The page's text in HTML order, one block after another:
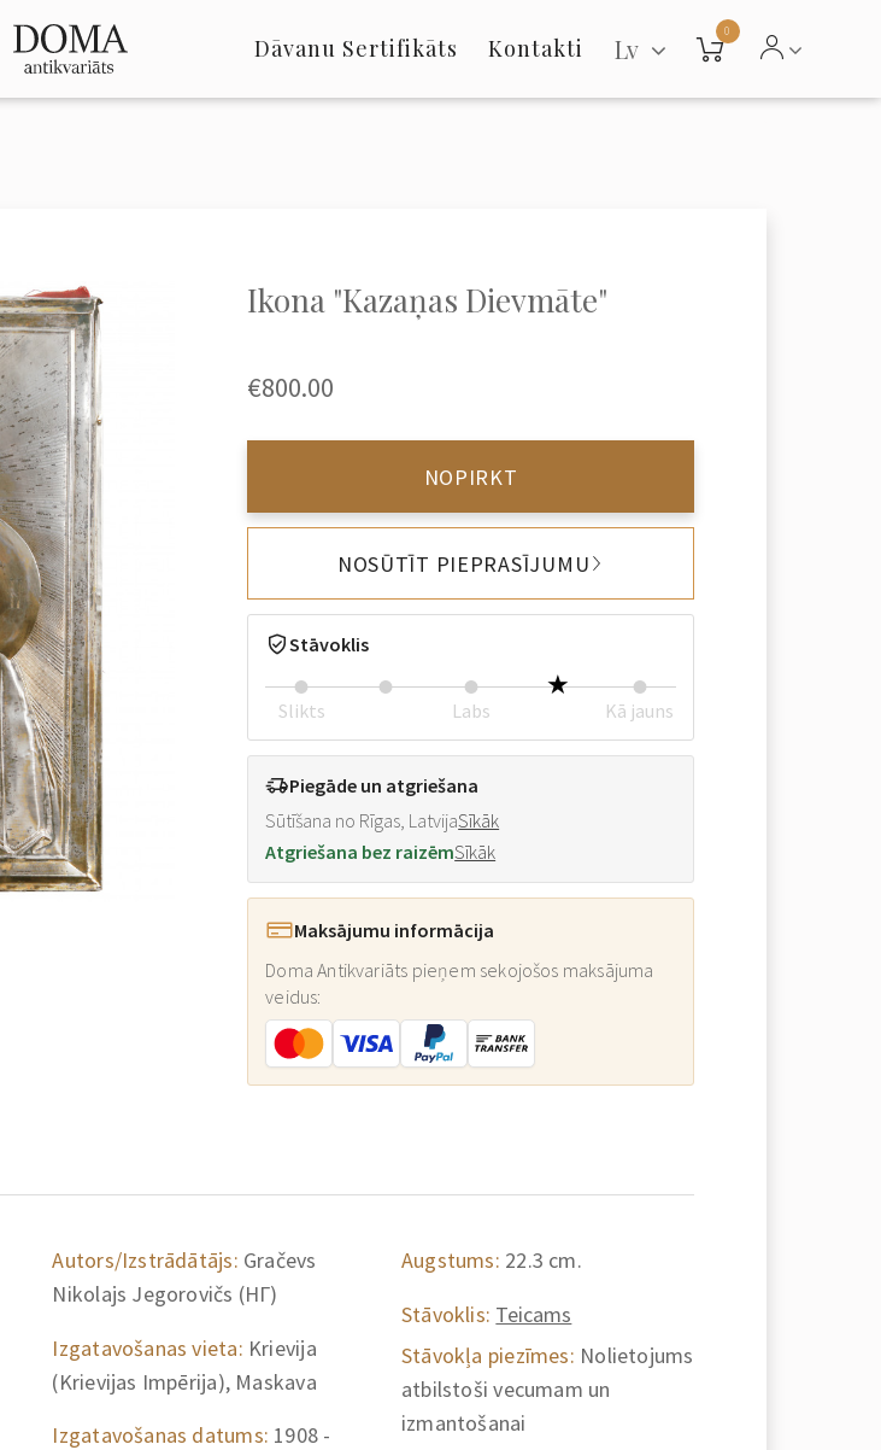
Dāvanu Sertifikāts Kontakti Lv
0
Ikona "Kazaņas Dievmāte"
€800.00
NOPIRKT
NOSŪTĪT PIEPRASĪJUMU
Stāvoklis
Slikts Labs Kā jauns
Piegāde un atgriešana
Sūtīšana no Rīgas, LatvijaSīkāk
Atgriešana bez raizēmSīkāk
Maksājumu informācija
Doma Antikvariāts pieņem sekojošos maksājuma
veidus:
Autors/Izstrādātājs: Gračevs
Nikolajs Jegorovičs (НГ)
Izgatavošanas vieta: Krievija
(Krievijas Impērija), Maskava
Izgatavošanas datums: 1908 -
Augstums: 22.3 cm.
Stāvoklis: Teicams
Stāvokļa piezīmes: Nolietojums
atbilstoši vecumam un
izmantošanai